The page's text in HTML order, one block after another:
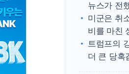
뉴스가 전
미군은 취
비를 마친
트럼프의
더 큰 당혹